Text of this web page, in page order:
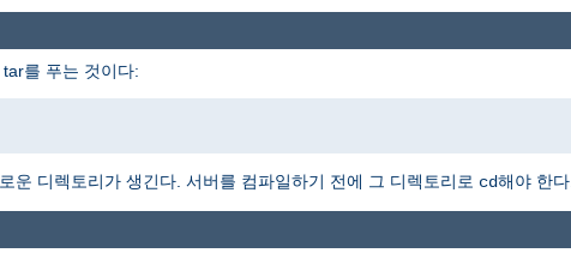
를 푸는 것이다:
운 디렉토리가 생긴다. 서버를 컴파일하기 전에 그 디렉토리로 cd해야 한다.